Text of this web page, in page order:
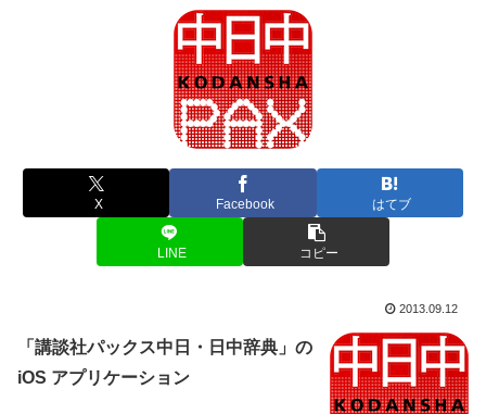
X Facebook はてブ
LINE コピー
2013.09.12
「講談社パックス中日・日中辞典」の
iOS アプリケーション